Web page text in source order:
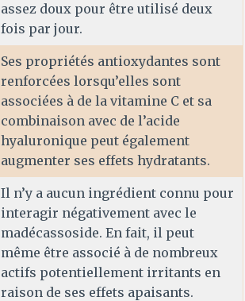
assez doux pour être utilisé deux
fois par jour.
Ses propriétés antioxydantes sont
renforcées lorsqu’elles sont
associées à de la vitamine C et sa
combinaison avec de l’acide
hyaluronique peut également
augmenter ses effets hydratants.
Il n’y a aucun ingrédient connu pour
interagir négativement avec le
madécassoside. En fait, il peut
même être associé à de nombreux
actifs potentiellement irritants en
raison de ses effets apaisants.